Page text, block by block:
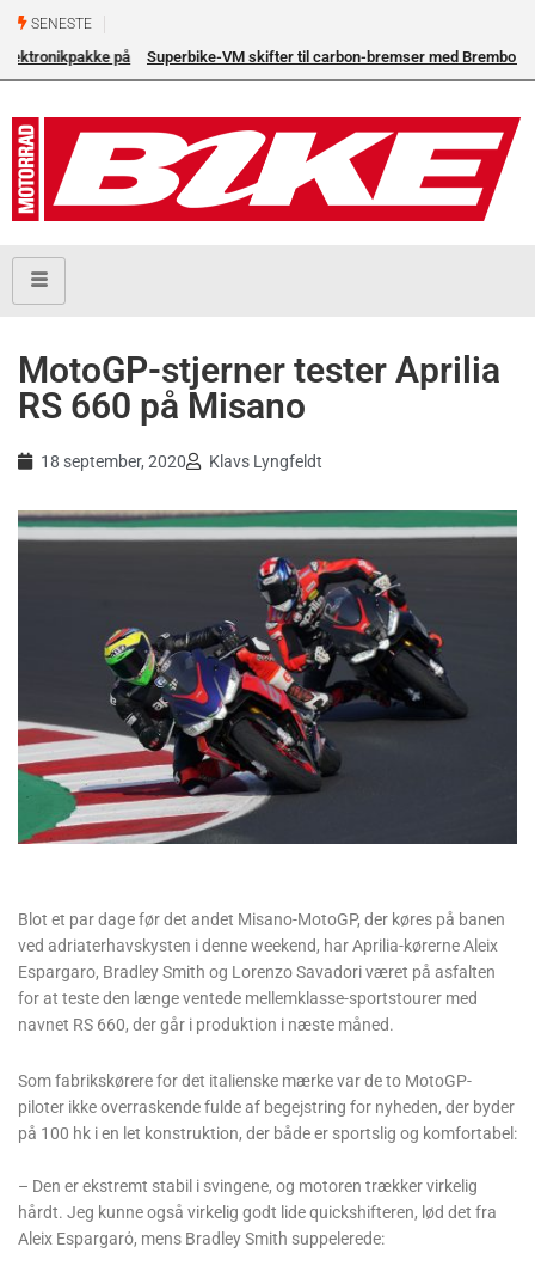
SENESTE
Superbike-VM skifter til carbon-bremser med Brembo som
MotoGP-stjerner tester Aprilia
RS 660 på Misano
18 september, 2020 Klavs Lyngfeldt
Blot et par dage før det andet Misano-MotoGP, der køres på banen
ved adriaterhavskysten i denne weekend, har Aprilia-kørerne Aleix
Espargaro, Bradley Smith og Lorenzo Savadori været på asfalten
for at teste den længe ventede mellemklasse-sportstourer med
navnet RS 660, der går i produktion i næste måned.
Som fabrikskørere for det italienske mærke var de to MotoGP-
piloter ikke overraskende fulde af begejstring for nyheden, der byder
på 100 hk i en let konstruktion, der både er sportslig og komfortabel:
– Den er ekstremt stabil i svingene, og motoren trækker virkelig
hårdt. Jeg kunne også virkelig godt lide quickshifteren, lød det fra
Aleix Espargarό, mens Bradley Smith suppelerede: